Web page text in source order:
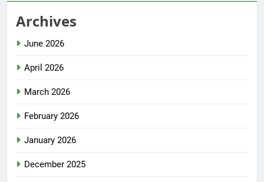
Archives
June 2026
April 2026
March 2026
February 2026
January 2026
December 2025